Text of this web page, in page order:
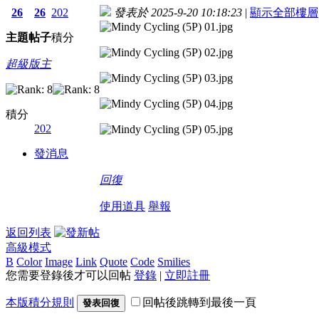
26
主題
26
帖子
202
積分
超級版主
積分
202
發消息
發表於 2025-9-20 10:18:23 | 顯示全部樓層
回復
使用道具 舉報
返回列表
高級模式
B Color Image Link Quote Code Smilies
您需要登錄後才可以回帖 登錄 | 立即註冊
本版積分規則 發表回復 回帖後跳轉到最後一頁